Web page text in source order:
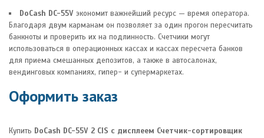
DoCash DC-55V экономит важнейший ресурс — время оператора.
Благодаря двум карманам он позволяет за один прогон пересчитать
банкноты и проверить их на подлинность. Счетчики могут
использоваться в операционных кассах и кассах пересчета банков
для приема смешанных депозитов, а также в автосалонах,
вендинговых компаниях, гипер- и супермаркетах.
Оформить заказ
Купить DoCash DC-55V 2 CIS с дисплеем Счетчик-сортировщик